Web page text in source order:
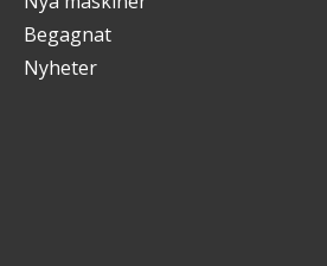
Begagnat
Nyheter